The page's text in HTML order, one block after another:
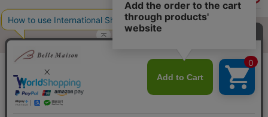
ご利用ガイド・お知らせ
サイトマップ ベルメゾンネットTOPへ